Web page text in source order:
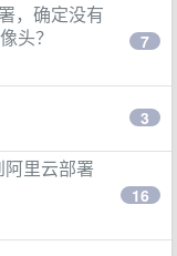
，确定没有
头？
7
3
里云部署
16